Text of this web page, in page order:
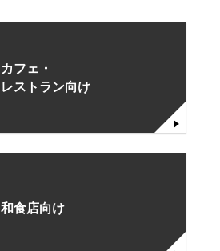
カフェ・
レストラン向け
和食店向け